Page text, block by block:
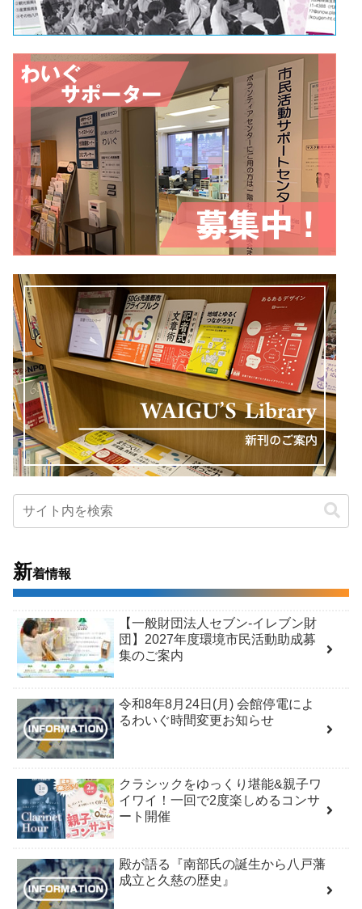
新着情報
【一般財団法人セブン-イレブン財
団】2027年度環境市民活動助成募
集のご案内
令和8年8月24日(月) 会館停電によ
るわいぐ時間変更お知らせ
クラシックをゆっくり堪能&親子ワ
イワイ！一回で2度楽しめるコンサ
ート開催
殿が語る『南部氏の誕生から八戸藩
成立と久慈の歴史』